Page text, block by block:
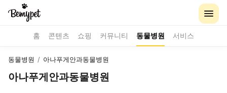
홈 콘텐츠 쇼핑 커뮤니티 동물병원 서비스
동물병원 / 아나푸게안과동물병원
아나푸게안과동물병원